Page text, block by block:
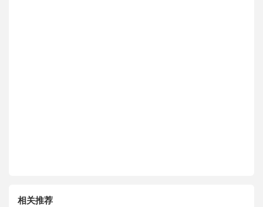
相关推荐